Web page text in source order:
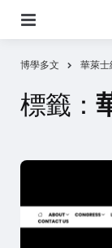
博學多文 華萊士
標籤：